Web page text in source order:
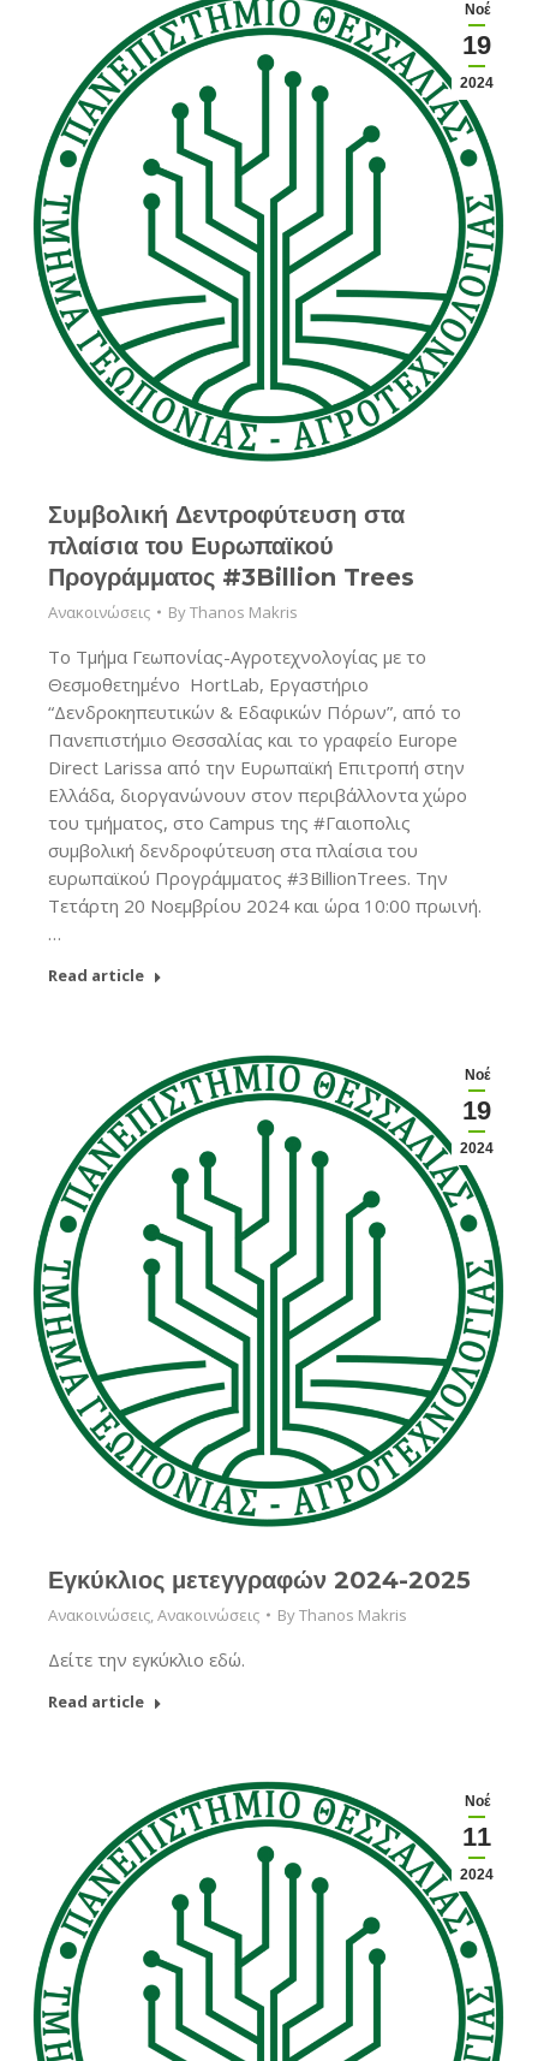
Νοέ
19
2024
Συμβολική Δεντροφύτευση στα
πλαίσια του Ευρωπαϊκού
Προγράμματος #3Billion Trees
Ανακοινώσεις ByThanos Makris
Το Τμήμα Γεωπονίας-Αγροτεχνολογίας με το
Θεσμοθετημένο HortLab, Εργαστήριο
“Δενδροκηπευτικών & Εδαφικών Πόρων”, από το
Πανεπιστήμιο Θεσσαλίας και το γραφείο Europe
Direct Larissa από την Ευρωπαϊκή Επιτροπή στην
Ελλάδα, διοργανώνουν στον περιβάλλοντα χώρο
του τμήματος, στο Campus της #Γαιοπολις
συμβολική δενδροφύτευση στα πλαίσια του
ευρωπαϊκού Προγράμματος #3BillionTrees. Την
Τετάρτη 20 Νοεμβρίου 2024 και ώρα 10:00 πρωινή.
…
Read article
Νοέ
19
2024
Εγκύκλιος μετεγγραφών 2024-2025
Ανακοινώσεις,Ανακοινώσεις ByThanos Makris
Δείτε την εγκύκλιο εδώ.
Read article
Νοέ
11
2024